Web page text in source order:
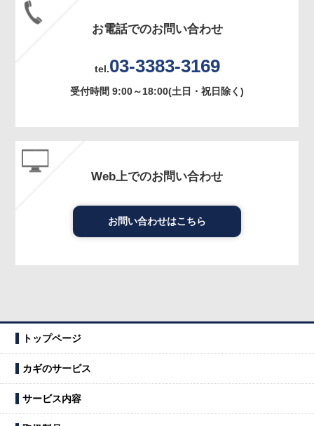
お電話でのお問い合わせ
tel.03-3383-3169
受付時間 9:00～18:00(土日・祝日除く)
Web上でのお問い合わせ
お問い合わせはこちら
トップページ
カギのサービス
サービス内容